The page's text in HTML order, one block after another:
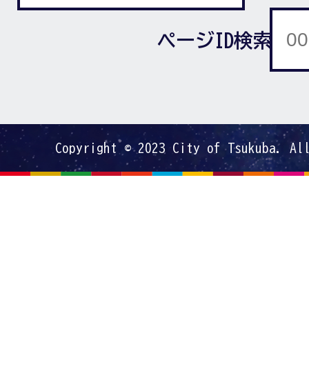
ページID検索
Copyright © 2023 City of Tsukuba.